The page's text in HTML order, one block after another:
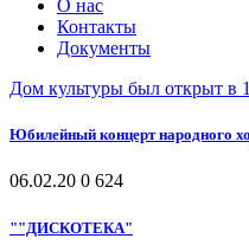
О нас
Контакты
Документы
Дом культуры был открыт в
Юбилейный концерт народного
06.02.20 0 624
""ДИСКОТЕКА"